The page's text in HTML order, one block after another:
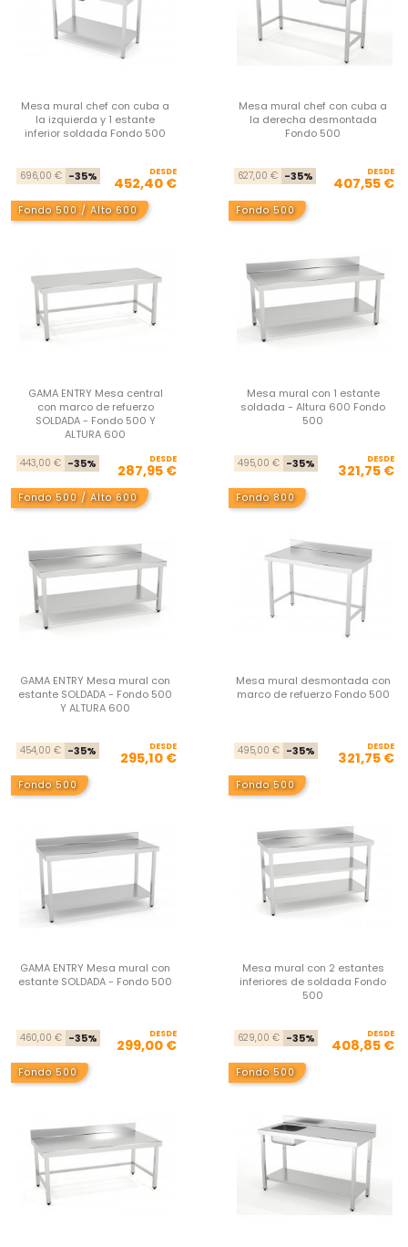
Mesa mural chef con cuba a
la izquierda y 1 estante
inferior soldada Fondo 500
Precio base
696,00 € -35% Precio
DESDE
452,40 €
Mesa mural chef con cuba a
la derecha desmontada
Fondo 500
627,00 € -35% DESDE
407,55 €
Fondo 500 / Alto 600
GAMA ENTRY Mesa central
con marco de refuerzo
SOLDADA - Fondo 500 Y
ALTURA 600
Precio base
443,00 € -35% Precio
DESDE
287,95 €
Fondo 500
Mesa mural con 1 estante
soldada - Altura 600 Fondo
500
495,00 € -35% DESDE
321,75 €
Fondo 500 / Alto 600
GAMA ENTRY Mesa mural con
estante SOLDADA - Fondo 500
Y ALTURA 600
Precio base
454,00 € -35% Precio
DESDE
295,10 €
Fondo 800
Mesa mural desmontada con
marco de refuerzo Fondo 500
495,00 € -35% DESDE
321,75 €
Fondo 500
GAMA ENTRY Mesa mural con
estante SOLDADA - Fondo 500
Precio base
460,00 € -35% Precio
DESDE
299,00 €
Fondo 500
Mesa mural con 2 estantes
inferiores de soldada Fondo
500
629,00 € -35% DESDE
408,85 €
Fondo 500 Fondo 500